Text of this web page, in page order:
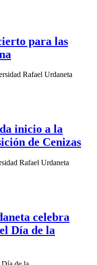
para las
Rafael Urdaneta
inicio a la
de Cenizas
Rafael Urdaneta
celebra
Día de la